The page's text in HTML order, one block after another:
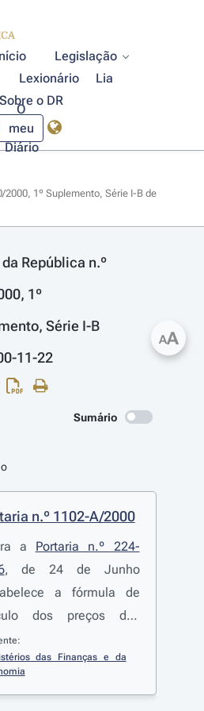
Legislação
Lexionário
Lia
Sobre o DR
O
meu
Diário
2000, 1º Suplemento, Série I-B de
República n.º
1º
Série I-B
11-22
Sumário
n.º 1102-A/2000
a Portaria n.º 224-
, de 24 de Junho
a fórmula de
dos preços dos
de petróleo
ao regime de
das Finanças e da
AA